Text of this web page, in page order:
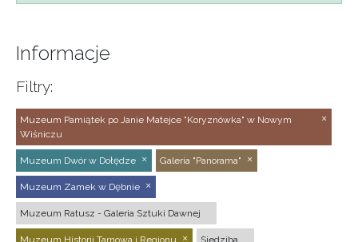
Informacje
Filtry:
Muzeum Pamiątek po Janie Matejce "Koryznówka" w Nowym
Wiśniczu
Muzeum Dwór w Dołędze Galeria "Panorama"
Muzeum Zamek w Dębnie
Muzeum Ratusz - Galeria Sztuki Dawnej
Muzeum Historii Tarnowa i Regionu Siedziba